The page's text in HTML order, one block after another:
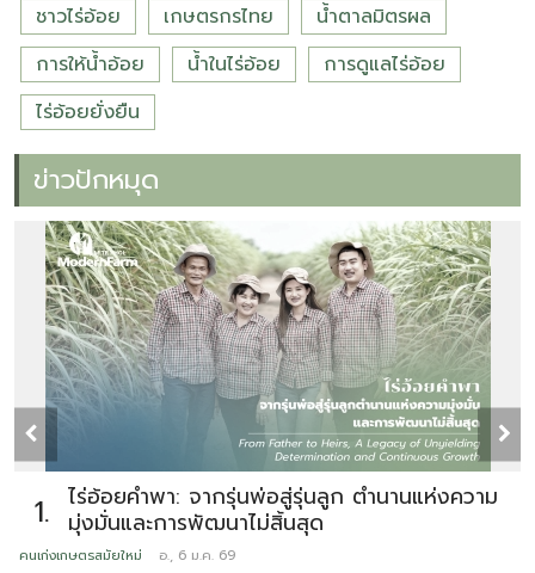
ชาวไร่อ้อย
เกษตรกรไทย
น้ำตาลมิตรผล
การให้น้ำอ้อย
น้ำในไร่อ้อย
การดูแลไร่อ้อย
ไร่อ้อยยั่งยืน
ข่าวปักหมุด
1.
ไร่อ้อยคำพา: จากรุ่นพ่อสู่รุ่นลูก ตำนานแห่งความ
มุ่งมั่นและการพัฒนาไม่สิ้นสุด
คนเก่งเกษตรสมัยใหม่
อ., 6 ม.ค. 69